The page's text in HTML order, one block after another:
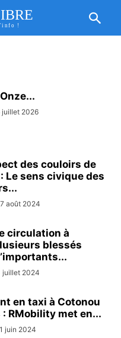
!
juillet 2026
des couloirs de
Le sens civique des
août 2024
circulation à
blessés
juillet 2024
en taxi à Cotonou
RMobility met en...
juin 2024